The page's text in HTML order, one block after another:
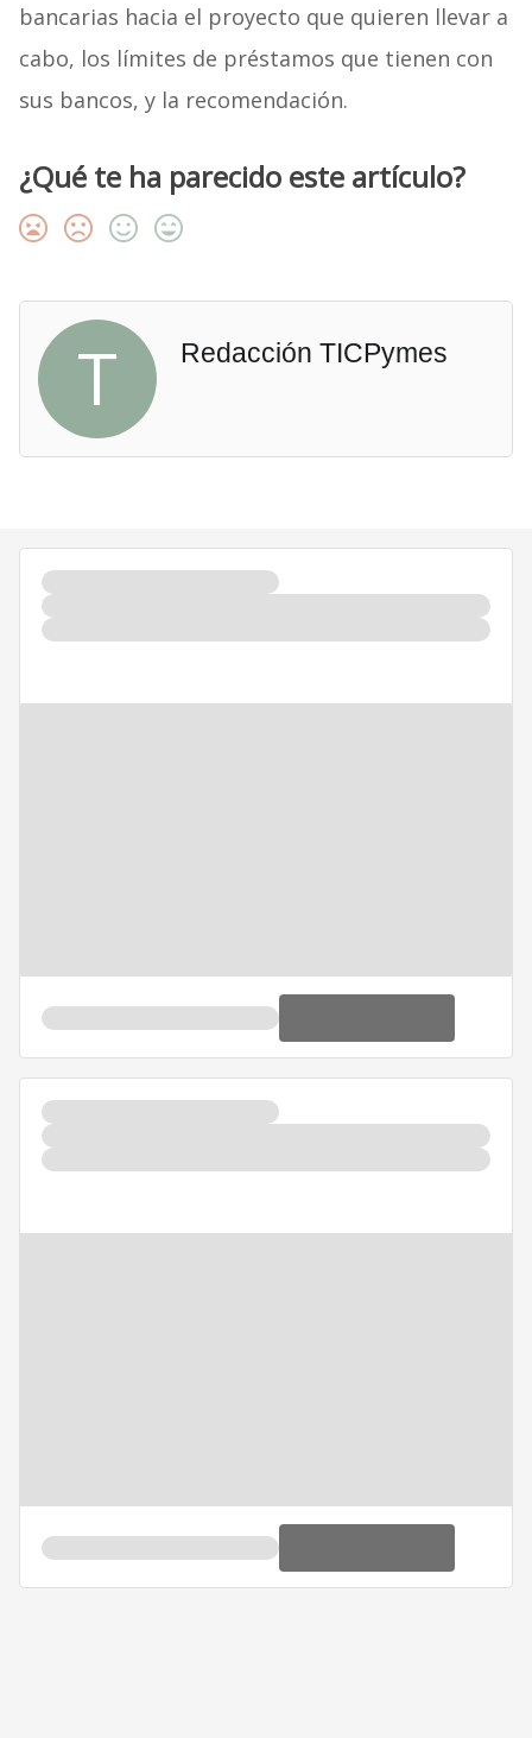
bancarias hacia el proyecto que quieren llevar a
cabo, los límites de préstamos que tienen con
sus bancos, y la recomendación.
¿Qué te ha parecido este artículo?
T Redacción TICPymes